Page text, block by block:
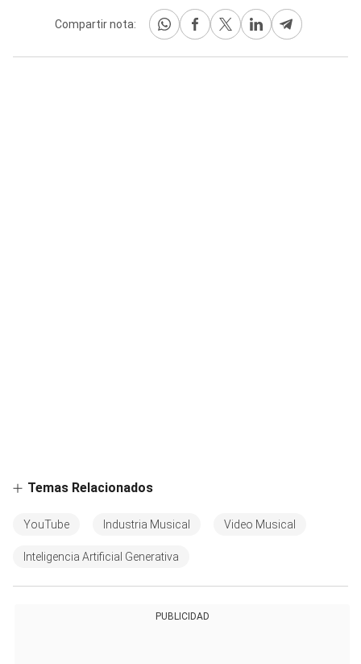
Compartir nota:
Temas Relacionados
YouTube Industria Musical Video Musical
Inteligencia Artificial Generativa
PUBLICIDAD